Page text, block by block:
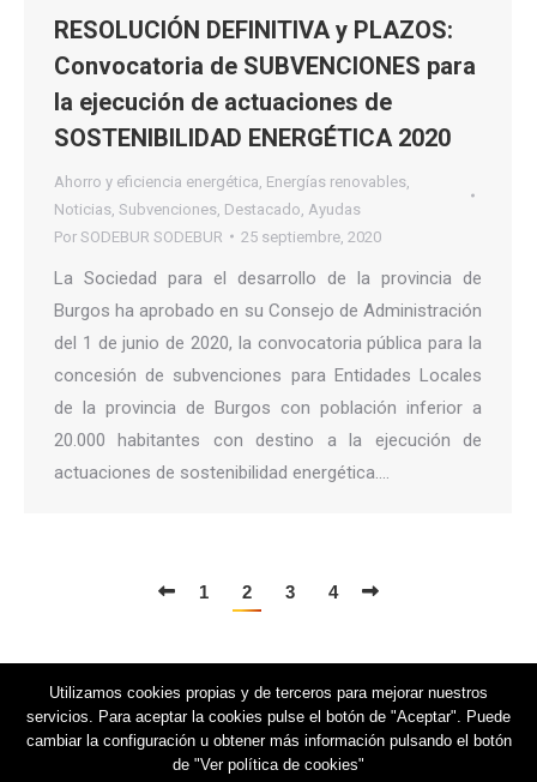
RESOLUCIÓN DEFINITIVA y PLAZOS:
Convocatoria de SUBVENCIONES para
la ejecución de actuaciones de
SOSTENIBILIDAD ENERGÉTICA 2020
Ahorro y eficiencia energética Energías renovables
Noticias Subvenciones Destacado Ayudas
Por SODEBUR SODEBUR 25 septiembre, 2020
La Sociedad para el desarrollo de la provincia de
Burgos ha aprobado en su Consejo de Administración
del 1 de junio de 2020, la convocatoria pública para la
concesión de subvenciones para Entidades Locales
de la provincia de Burgos con población inferior a
20.000 habitantes con destino a la ejecución de
actuaciones de sostenibilidad energética.…
1 2 3 4
Utilizamos cookies propias y de terceros para mejorar nuestros
servicios. Para aceptar la cookies pulse el botón de "Aceptar". Puede
cambiar la configuración u obtener más información pulsando el botón
de "Ver política de cookies"